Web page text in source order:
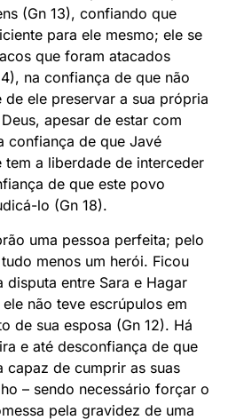
(Gn 13), confiando que
para ele mesmo; ele se
que foram atacados
na confiança de que não
de ele preservar a sua própria
apesar de estar com
confiança de que Javé
tem a liberdade de interceder
de que este povo
lo (Gn 18).
uma pessoa perfeita; pelo
menos um herói. Ficou
disputa entre Sara e Hagar
não teve escrúpulos em
de sua esposa (Gn 12). Há
e até desconfiança de que
capaz de cumprir as suas
– sendo necessário forçar o
pela gravidez de uma